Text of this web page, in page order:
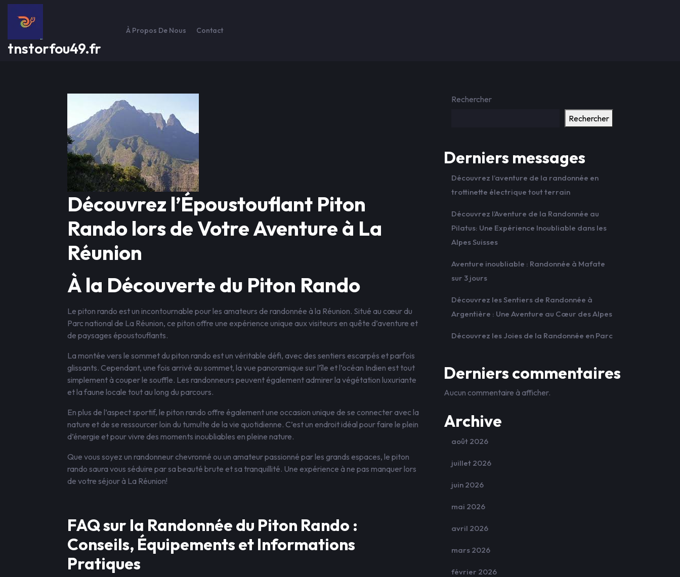
Passer
contenu
tnstorfou49.fr
À Propos De Nous Contact
Découvrez l’Époustouflant Piton
Rando lors de Votre Aventure à La
Réunion
À la Découverte du Piton Rando
Le piton rando est un incontournable pour les amateurs de randonnée à la Réunion. Situé au cœur du
Parc national de La Réunion, ce piton offre une expérience unique aux visiteurs en quête d’aventure et
de paysages époustouflants.
La montée vers le sommet du piton rando est un véritable défi, avec des sentiers escarpés et parfois
glissants. Cependant, une fois arrivé au sommet, la vue panoramique sur l’île et l’océan Indien est tout
simplement à couper le souffle. Les randonneurs peuvent également admirer la végétation luxuriante
et la faune locale tout au long du parcours.
En plus de l’aspect sportif, le piton rando offre également une occasion unique de se connecter avec la
nature et de se ressourcer loin du tumulte de la vie quotidienne. C’est un endroit idéal pour faire le plein
d’énergie et pour vivre des moments inoubliables en pleine nature.
Que vous soyez un randonneur chevronné ou un amateur passionné par les grands espaces, le piton
rando saura vous séduire par sa beauté brute et sa tranquillité. Une expérience à ne pas manquer lors
de votre séjour à La Réunion!
FAQ sur la Randonnée du Piton Rando :
Conseils, Équipements et Informations
Pratiques
Rechercher
Rechercher
Derniers messages
Découvrez l’aventure de la randonnée en
trottinette électrique tout terrain
Découvrez l’Aventure de la Randonnée au
Pilatus: Une Expérience Inoubliable dans les
Alpes Suisses
Aventure inoubliable : Randonnée à Mafate
sur 3 jours
Découvrez les Sentiers de Randonnée à
Argentière : Une Aventure au Cœur des Alpes
Découvrez les Joies de la Randonnée en Parc
Derniers commentaires
Aucun commentaire à afficher.
Archive
août 2026
juillet 2026
juin 2026
mai 2026
avril 2026
mars 2026
février 2026